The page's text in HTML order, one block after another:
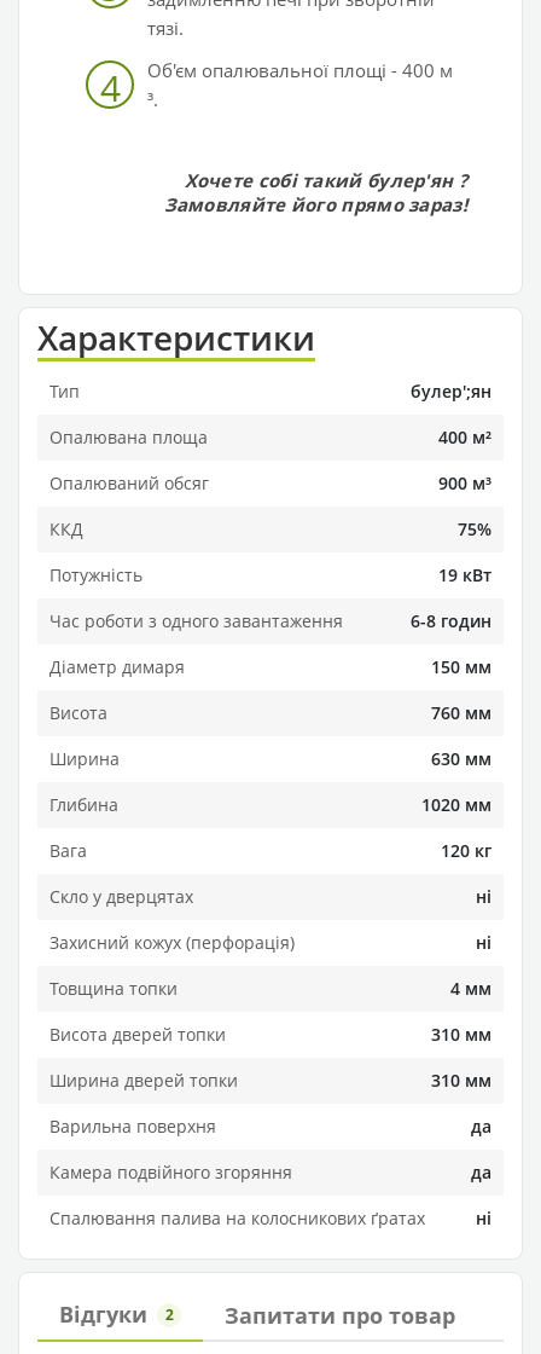
тязі.
4
Об'єм опалювальної площі - 400 м
³.
Хочете собі такий булер'ян ?
Замовляйте його прямо зараз!
Характеристики
Тип
булер';ян
Опалювана площа
400 м²
Опалюваний обсяг
900 м³
ККД
75%
Потужність
19 кВт
Час роботи з одного завантаження
6-8 годин
Діаметр димаря
150 мм
Висота
760 мм
Ширина
630 мм
Глибина
1020 мм
Вага
120 кг
Скло у дверцятах
ні
Захисний кожух (перфорація)
ні
Товщина топки
4 мм
Висота дверей топки
310 мм
Ширина дверей топки
310 мм
Варильна поверхня
да
Камера подвійного згоряння
да
Спалювання палива на колосникових ґратах
ні
Відгуки 2 Запитати про товар